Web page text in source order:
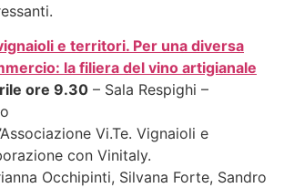
e territori. Per una diversa
la filiera del vino artigianale
ore 9.30 – Sala Respighi –
Vi.Te. Vignaioli e
con Vinitaly.
Occhipinti, Silvana Forte, Sandro